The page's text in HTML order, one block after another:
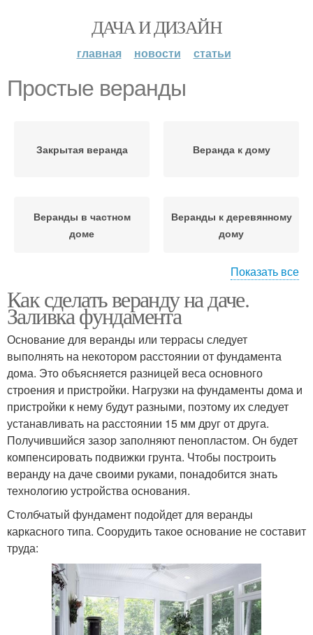
ДАЧА И ДИЗАЙН
главная новости статьи
Простые веранды
Закрытая веранда Веранда к дому
Веранды в частном
доме
Веранды к деревянному
дому
Веранды для дачи
веранду
Веранда на даче Открытая веранда
Веранды к дому Каркасная веранда
Веранда к деревянному
дому
Застекленные веранды
Веранды на даче
Веранды к дачному
дому
Показать все
Как сделать веранду на даче.
Заливка фундамента
Основание для веранды или террасы следует
выполнять на некотором расстоянии от фундамента
дома. Это объясняется разницей веса основного
строения и пристройки. Нагрузки на фундаменты дома и
пристройки к нему будут разными, поэтому их следует
устанавливать на расстоянии 15 мм друг от друга.
Получившийся зазор заполняют пенопластом. Он будет
компенсировать подвижки грунта. Чтобы построить
веранду на даче своими руками, понадобится знать
технологию устройства основания.
Столбчатый фундамент подойдет для веранды
каркасного типа. Соорудить такое основание не составит
труда: